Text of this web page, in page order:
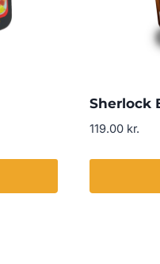
Sherlock
119.00 kr.